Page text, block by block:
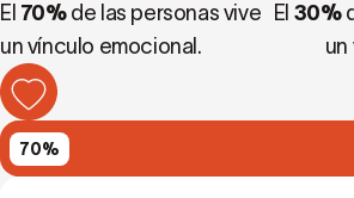
El 70%de las personas vive
un vínculo emocional.
El 30%
un
70%